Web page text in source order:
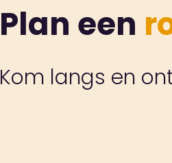
Plan een
Kom langs en